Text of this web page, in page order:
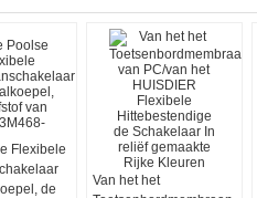
Flexibele
de
Van het het